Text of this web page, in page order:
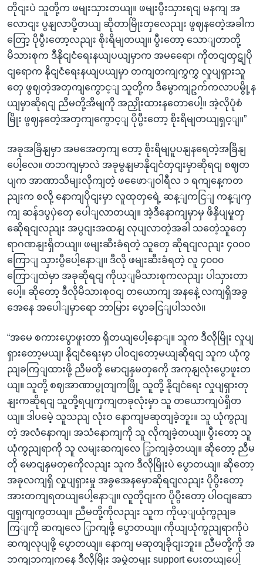
တိုငျးပဲ သူတို့က ဖမျးသှားတယျ။ ဖမျးပွီးသှားရငျ မနကျ အ
လောငျး ပွနျလာပို့တယျ ဆိုတာမြိုးတှလေညျး ဖွဈနတေဲ့အခါက
တြော့ ပိုပွီးတော့လညျး စိုးရိမျတယျ။ ပွီးတော့ သောျတာတို့
မိသားစုက ဒီနိုငျငံရေးနယျပယျမှာက အမရေော၊ ကိုတငျထှဋျပို
ငျရောက နိုငျငံရေးနယျပယျမှာ တကျတကျကွှကွှ လှုပျရှားသူ
တှေ ဖွဈတဲ့အတှကျကွောင့ျ သူတို့က ဒီမွောကျဥက်ကလာပမွို့န
ယျမှာဆိုရငျ ညီမတို့အိမျကို အညှိုးထားနတောပေါ့။ အဲ့လိုပုံစံ
မြိုး ဖွဈနတေဲ့အတှကျကွောင့ျ ပိုပွီးတော့ စိုးရိမျတယျရှင့ျ။”
အခုအခြိနျမှာ အမအေတှကျ တော့ စိုးရိမျပူပနျနရေတဲ့အခြိနျ
ပေါ့လေ။ တဘကျမှာလဲ အခုမွနျမာနိုငျငံတှငျးမှာဆိုရငျ စဈတ
ပျက အာဏာသိမျးလိုကျတဲ့ ဖဖေောျဝါရီလ ၁ ရကျနေ့ကတ
ညျးက စလို့ နောကျပိုငျးမှာ လူထုတှရေဲ့ ဆန့ျကငြျ ကန့ျကှ
ကျ ဆန်ဒပွပှဲတှေ ပေါျလာတယျ။ အဲ့ဒီနောကျမှာမှ ဖိနှိပျမှုတှ
ဆေိုရငျလညျး အပွငျးအထနျ လုပျလာတဲ့အခါ သတေဲ့သူတှေ
ရာဂဏနျးရှိတယျ။ ဖမျးဆီးခံရတဲ့ သူတှေ ဆိုရငျလညျး ၄၀၀၀
ကြောျ သှားပွီပေါ့နောျ။ ဒီလို ဖမျးဆီးခံရတဲ့ လူ ၄၀၀၀
ကြောျထဲမှာ အခုဆိုရငျ ကိုယ့ျမိသားစုကလညျး ပါသှားတာ
ပေါ့။ ဆိုတော့ ဒီလိုမိသားစုဝငျ တယောကျ အနနေဲ့ လကျရှိအခွ
အေနေ အပေါျမှာရော ဘာမြား ပွောခငြျပါသလဲ။
“အမေ စကားပွောဖူးတာ ရှိတယျပေါ့နောျ။ သူက ဒီလိုမြိုး လှုပျ
ရှားတော့မယျ၊ နိုငျငံရေးမှာ ပါဝငျတော့မယျဆိုရငျ သူက ယုံကွ
ညျခကြျထားဖို့ ညီမတို့ မောငျနှမတှကေို အကုနျလုံးပွောဖူးတ
ယျ။ သူတို့ စဈအာဏာပွုတျကဖြို့ သူတို့ နိုငျငံရေး လှုပျရှားတု
နျးကဆိုရငျ သူတို့ရပျကှကျတခုလုံးမှာ သူ တယောကျပဲရှိတ
ယျ။ ဒါပမေဲ့ သူသညျ လုံးဝ နောကျမဆုတျခဲ့ဘူး။ သူ ယုံကွညျ
တဲ့ အလံနောကျ၊ အသံနောကျကို သူ လိုကျခဲ့တယျ။ ပွီးတော့ သူ
ယုံကွညျရာကို သူ လမျးဆကျလေ ြှာကျခဲ့တယျ။ ဆိုတော့ ညီမ
တို မောငျနှမတှကေိုလညျး သူက ဒီလိုမြိုးပဲ ပွောတယျ။ ဆိုတော့
အခုလကျရှိ လှုပျရှားမှု အခွအေနမှောဆိုရငျလညျး ပိုပွီးတော့
အားတကျရတယျပေါ့နောျ။ လူတိုငျးက ပိုပွီးတော့ ပါဝငျဆော
ငျရှကျကွတယျ။ ညီမတို့ကိုလညျး သူက ကိုယ့ျယုံကွညျခ
ကြျကို ဆကျလေ ြှာကျဖို့ ပွောတယျ။ ကိုယျယုံကွညျရာကိုပဲ
ဆကျလုပျဖို့ ပွောတယျ။ နောကျ မဆုတျခိုငျးဘူး။ ညီမတို့ကို အ
ဘကျဘကျကနေ ဒီလိုမြိုး အမွဲတမျး support ပေးတယျပေါ့